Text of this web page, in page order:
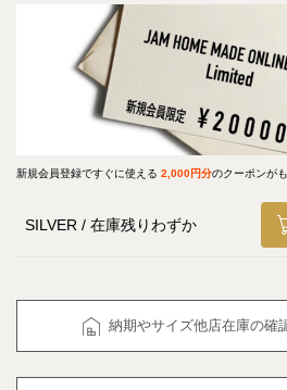
新規会員登録ですぐに使える 2,000円分のクーポンが
SILVER 在庫残りわずか
納期やサイズ他店在庫の確